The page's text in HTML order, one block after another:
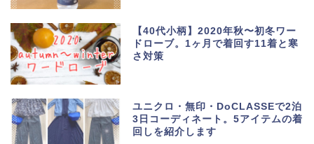
【40代小柄】2020年秋〜初冬ワー
ドローブ。1ヶ月で着回す11着と寒
さ対策
ユニクロ・無印・DoCLASSEで2泊
3日コーディネート。5アイテムの着
回しを紹介します